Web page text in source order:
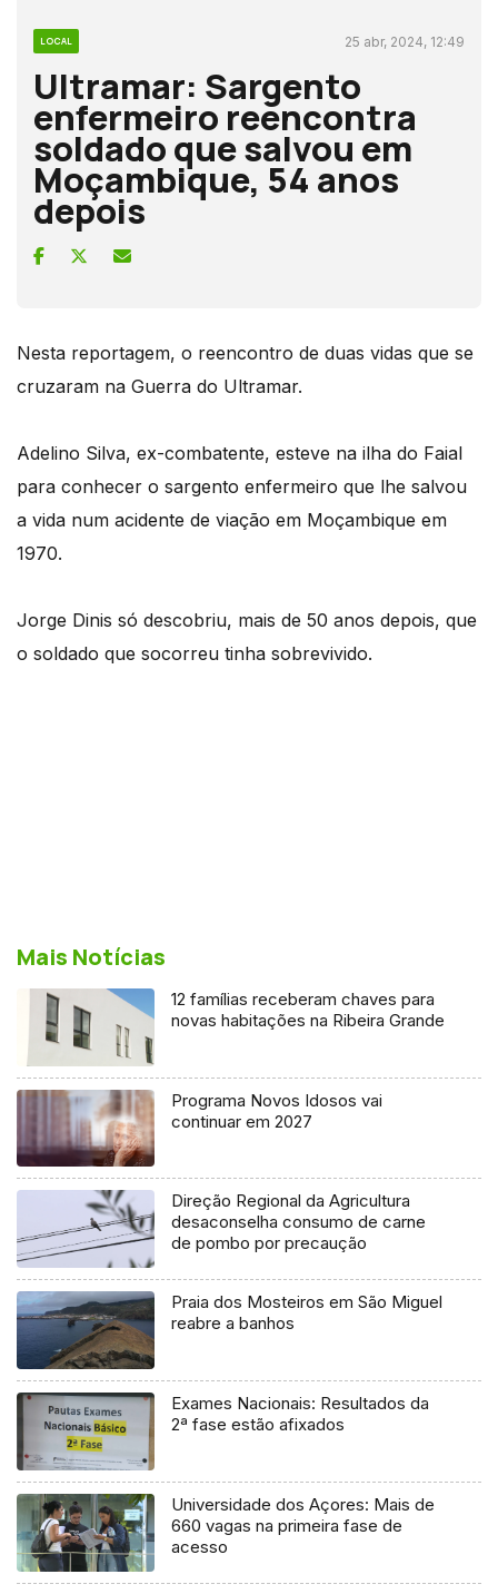
LOCAL 25 abr, 2024, 12:49
Ultramar: Sargento
enfermeiro reencontra
soldado que salvou em
Moçambique, 54 anos
depois
Nesta reportagem, o reencontro de duas vidas que se
cruzaram na Guerra do Ultramar.
Adelino Silva, ex-combatente, esteve na ilha do Faial
para conhecer o sargento enfermeiro que lhe salvou
a vida num acidente de viação em Moçambique em
1970.
Jorge Dinis só descobriu, mais de 50 anos depois, que
o soldado que socorreu tinha sobrevivido.
Mais Notícias
12 famílias receberam chaves para
novas habitações na Ribeira Grande
Programa Novos Idosos vai
continuar em 2027
Direção Regional da Agricultura
desaconselha consumo de carne
de pombo por precaução
Praia dos Mosteiros em São Miguel
reabre a banhos
Exames Nacionais: Resultados da
2ª fase estão afixados
Universidade dos Açores: Mais de
660 vagas na primeira fase de
acesso